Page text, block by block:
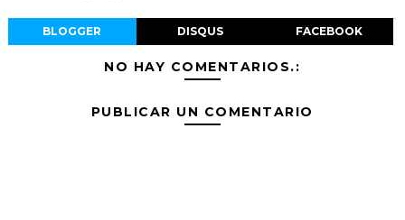
BLOGGER DISQUS FACEBOOK
NO HAY COMENTARIOS.:
PUBLICAR UN COMENTARIO